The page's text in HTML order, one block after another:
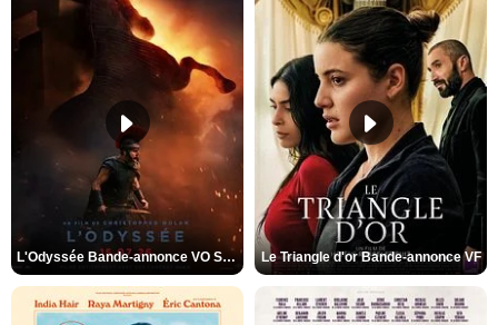
L'Odyssée Bande-annonce VO STFR Le Triangle d'or Bande-annonce VF